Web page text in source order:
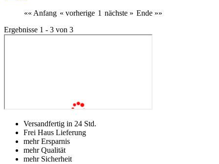
«« Anfang « vorherige 1 nächste » Ende »»
Ergebnisse 1 - 3 von 3
Versandfertig in 24 Std.
Frei Haus Lieferung
mehr Ersparnis
mehr Qualität
mehr Sicherheit